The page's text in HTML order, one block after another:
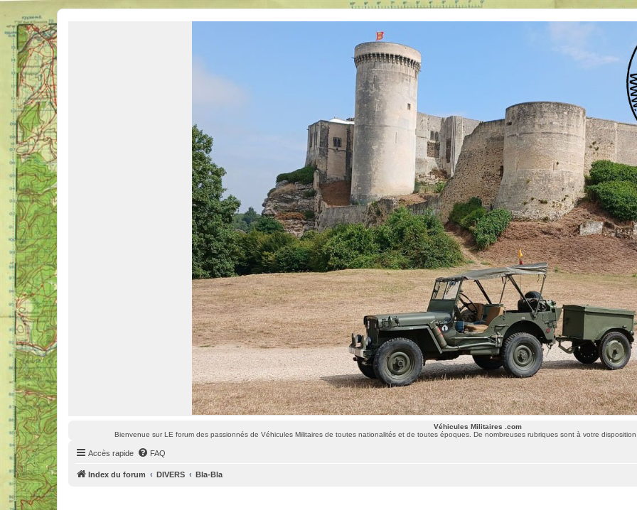
Bienvenue sur LE forum des passionnés de Véhicules Militaires de toutes nationalités et de toutes époques. De nombreuses rubriques sont à votre disposition pour
Véhicules Militaires .com
Bienvenue sur LE forum des passionnés de Véhicules Militaires de toutes nationalités et de toutes époques. De nombreuses rubriques sont à votre
Accès rapide FAQ
Index du forum DIVERS Bla-Bla